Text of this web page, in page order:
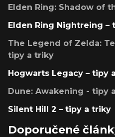
Elden Ring: Shadow of
Elden Ring Nightreing –
The Legend of Zelda:
tipy a triky
Hogwarts Legacy – tipy
Dune: Awakening - tipy
Silent Hill 2 – tipy a triky
Doporučené